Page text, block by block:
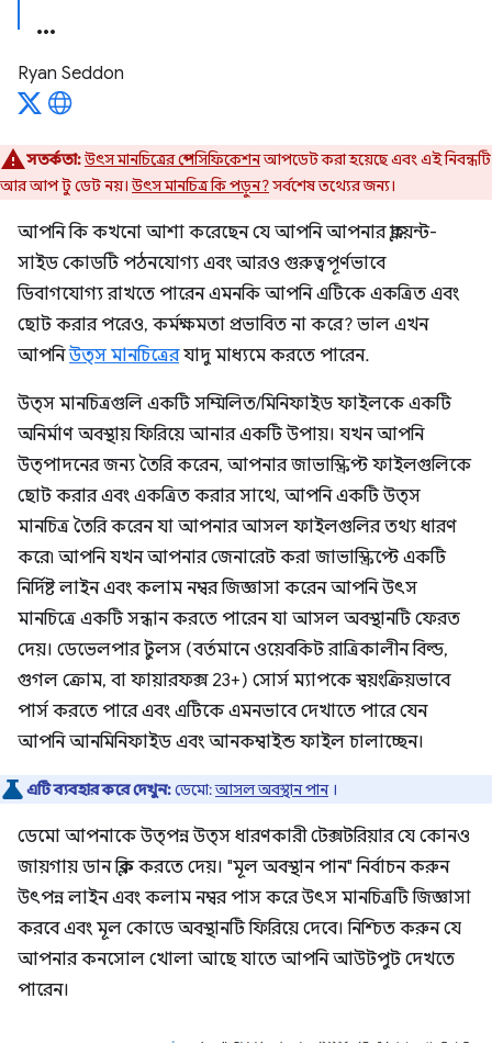
Ryan Seddon
সতর্কতা:উৎস মানচিত্রের স্পেসিফিকেশনআপডেট করা হয়েছে এবং এই নিবন্ধটি
আর আপ টু ডেট নয়।উৎস মানচিত্র কি পড়ুন?সর্বশেষ তথ্যের জন্য।
আপনি কি কখনো আশা করেছেন যে আপনি আপনার ক্লায়েন্ট-
সাইড কোডটি পঠনযোগ্য এবং আরও গুরুত্বপূর্ণভাবে
ডিবাগযোগ্য রাখতে পারেন এমনকি আপনি এটিকে একত্রিত এবং
ছোট করার পরেও, কর্মক্ষমতা প্রভাবিত না করে? ভাল এখন
আপনিউত্স মানচিত্রেরযাদু মাধ্যমে করতে পারেন.
উত্স মানচিত্রগুলি একটি সম্মিলিত/মিনিফাইড ফাইলকে একটি
অনির্মাণ অবস্থায় ফিরিয়ে আনার একটি উপায়। যখন আপনি
উত্পাদনের জন্য তৈরি করেন, আপনার জাভাস্ক্রিপ্ট ফাইলগুলিকে
ছোট করার এবং একত্রিত করার সাথে, আপনি একটি উত্স
মানচিত্র তৈরি করেন যা আপনার আসল ফাইলগুলির তথ্য ধারণ
করে৷ আপনি যখন আপনার জেনারেট করা জাভাস্ক্রিপ্টে একটি
নির্দিষ্ট লাইন এবং কলাম নম্বর জিজ্ঞাসা করেন আপনি উৎস
মানচিত্রে একটি সন্ধান করতে পারেন যা আসল অবস্থানটি ফেরত
দেয়। ডেভেলপার টুলস (বর্তমানে ওয়েবকিট রাত্রিকালীন বিল্ড,
গুগল ক্রোম, বা ফায়ারফক্স 23+) সোর্স ম্যাপকে স্বয়ংক্রিয়ভাবে
পার্স করতে পারে এবং এটিকে এমনভাবে দেখাতে পারে যেন
আপনি আনমিনিফাইড এবং আনকম্বাইন্ড ফাইল চালাচ্ছেন।
এটি ব্যবহার করে দেখুন:ডেমো:আসল অবস্থান পান।
ডেমো আপনাকে উত্পন্ন উত্স ধারণকারী টেক্সটরিয়ার যে কোনও
জায়গায় ডান ক্লিক করতে দেয়। "মূল অবস্থান পান" নির্বাচন করুন
উৎপন্ন লাইন এবং কলাম নম্বর পাস করে উৎস মানচিত্রটি জিজ্ঞাসা
করবে এবং মূল কোডে অবস্থানটি ফিরিয়ে দেবে। নিশ্চিত করুন যে
আপনার কনসোল খোলা আছে যাতে আপনি আউটপুট দেখতে
পারেন।